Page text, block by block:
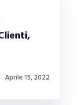
Aprile 15, 2022